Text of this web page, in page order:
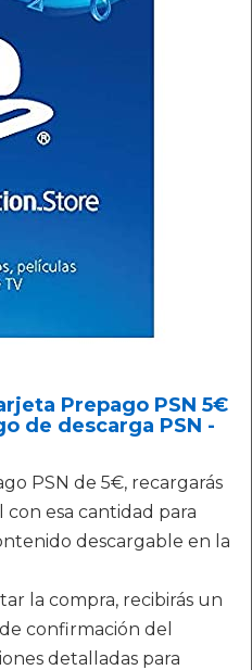
Prepago PSN 5€
de descarga PSN -
PSN de 5€, recargarás
esa cantidad para
descargable en la
la compra, recibirás un
confirmación del
detalladas para